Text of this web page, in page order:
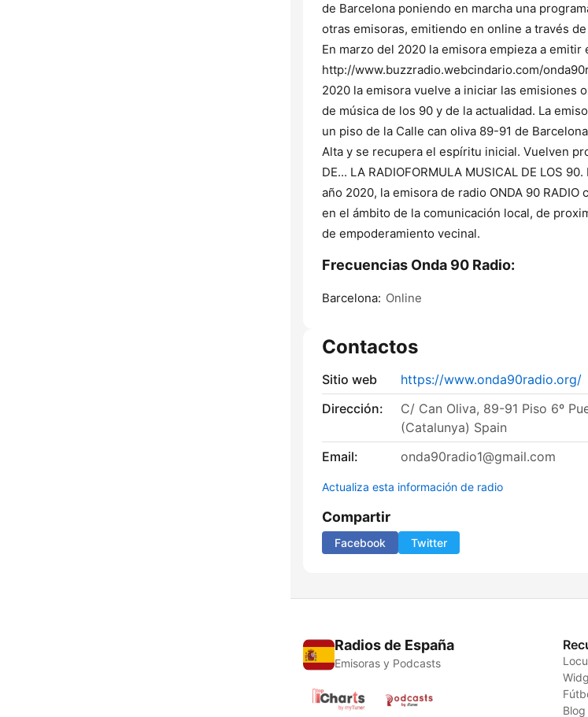
de Barcelona poniendo en marcha una
otras emisoras, emitiendo en online a través
En marzo del 2020 la emisora empieza a emitir
http://www.buzzradio.webcindario.com/
2020 la emisora vuelve a iniciar las emisiones
de música de los 90 y de la actualidad. La
un piso de la Calle can oliva 89-91 de
Alta y se recupera el espíritu inicial. Vuelven
DE... LA RADIOFORMULA MUSICAL DE LOS
año 2020, la emisora de radio ONDA 90 RADIO
en el ámbito de la comunicación local, de
de empoderamiento vecinal.
Frecuencias Onda 90 Radio:
Barcelona: Online
Contactos
Sitio web
https://www.onda90radio.org/
Dirección:
C/ Can Oliva, 89-91 Piso 6º
(Catalunya) Spain
Email:
onda90radio1@gmail.com
Actualiza esta información de radio
Compartir
Facebook Twitter
Radios de España
Emisoras y Podcasts
Blog